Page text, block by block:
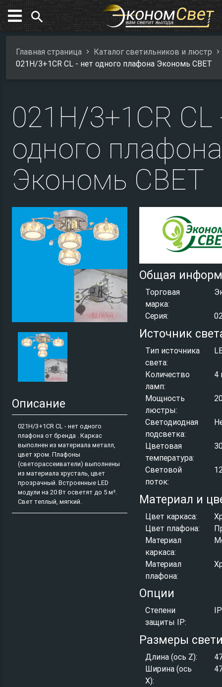
search
Главная страница
Каталог светильников и люстр
021H/3+1CR CL - нет одного плафона Экономь СВЕТ
021H/3+1CR CL
одного плафона
Экономь СВЕТ
Описание
021H/3+1CR CL - нет одного
плафона от бренда . Каркас
выполнен из материала металл,
цвет хром. Плафоны
(светорассеиватели) выполнены
из материала хрусталь, цвет
прозрачный. Встроенные LED
модули на 20 Вт осветят до 5 м².
Свет теплый, мягкий.
Общая
Торговая
марка:
Серия:
Источник
Тип источника
света:
Количество
ламп:
4
Мощность
люстры:
Светодиодная
подсветка:
Цветовая
температура:
Световой
поток:
Материал и
Цвет каркаса:
Цвет плафона:
Материал
каркаса:
Материал
плафона:
Опции
Степени
защиты IP:
Размеры
Длина (ось Z):
Ширина (ось
X):